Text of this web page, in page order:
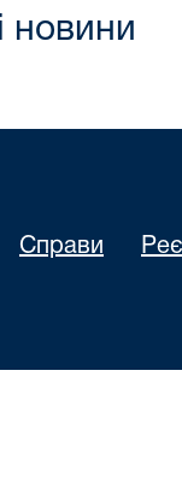
новини
Справи